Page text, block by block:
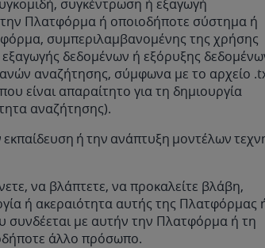
συγκέντρωση ή εξαγωγή
Πλατφόρμα ή οποιοδήποτε σύστημα ή
συμπεριλαμβανομένης της χρήσης
δεδομένων ή εξόρυξης
αναζήτησης, σύμφωνα με το αρχείο
είναι απαραίτητο για τη δημιουργία
αναζήτησης).
εκπαίδευση ή την ανάπτυξη μοντέλων
να βλάπτετε, να προκαλείτε βλάβη,
ή ακεραιότητα αυτής της Πλατφόρμας
συνδέεται με αυτήν την Πλατφόρμα ή τη
άλλο πρόσωπο.